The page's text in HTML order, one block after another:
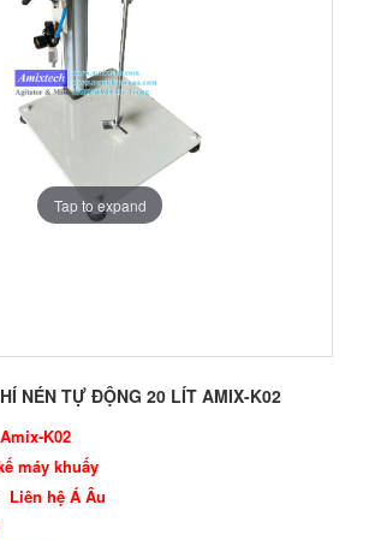
Tap to expand
NÉN TỰ ĐỘNG 20 LÍT AMIX-K02
Amix-K02
máy khuấy
Liên hệ Á Âu